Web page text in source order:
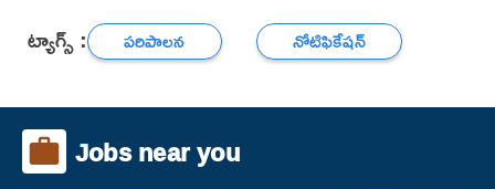
ట్యాగ్స్ : పరిపాలన నోటిఫికేషన్
Jobs near you